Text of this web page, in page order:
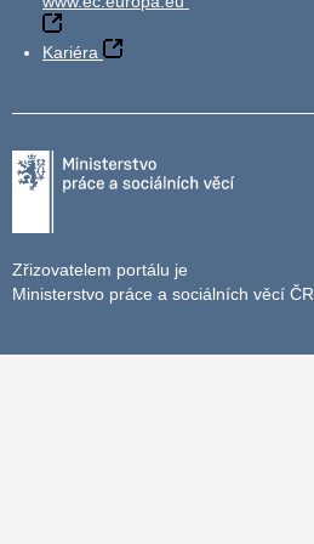
Kariéra
Zřizovatelem portálu je
Ministerstvo práce a sociálních věcí ČR